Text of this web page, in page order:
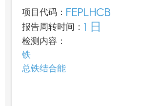
项目代码： FEPLHCB
报告周转时间： 1 日
检测内容：
铁
总铁结合能